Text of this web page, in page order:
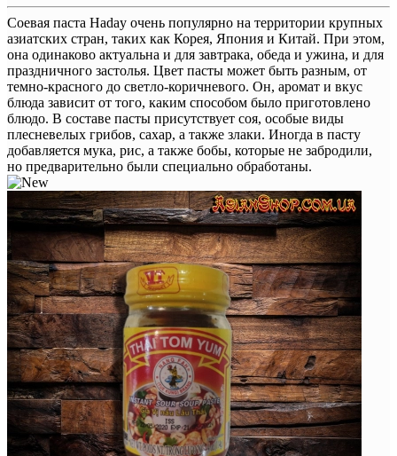
Соевая паста Haday очень популярно на территории крупных
азиатских стран, таких как Корея, Япония и Китай. При этом,
она одинаково актуальна и для завтрака, обеда и ужина, и для
праздничного застолья. Цвет пасты может быть разным, от
темно-красного до светло-коричневого. Он, аромат и вкус
блюда зависит от того, каким способом было приготовлено
блюдо. В составе пасты присутствует соя, особые виды
плесневелых грибов, сахар, а также злаки. Иногда в пасту
добавляется мука, рис, а также бобы, которые не забродили,
но предварительно были специально обработаны.